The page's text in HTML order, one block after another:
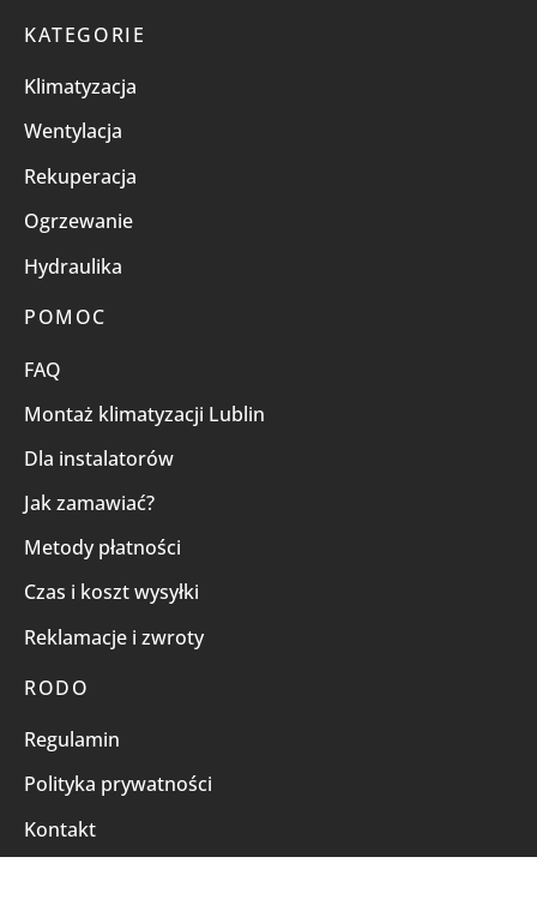
KATEGORIE
Klimatyzacja
Wentylacja
Rekuperacja
Ogrzewanie
Hydraulika
POMOC
FAQ
Montaż klimatyzacji Lublin
Dla instalatorów
Jak zamawiać?
Metody płatności
Czas i koszt wysyłki
Reklamacje i zwroty
RODO
Regulamin
Polityka prywatności
Kontakt